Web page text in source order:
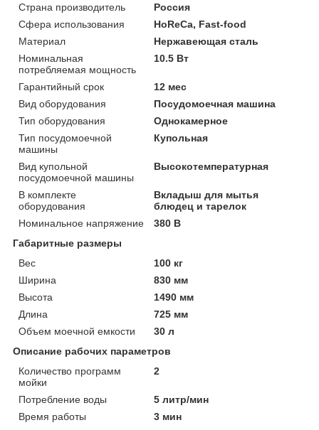
Страна производитель
Россия
Сфера использования
HoReCa, Fast-food
Материал
Нержавеющая сталь
Номинальная
потребляемая мощность
10.5 Вт
Гарантийный срок
12 мес
Вид оборудования
Посудомоечная машина
Тип оборудования
Однокамерное
Тип посудомоечной
машины
Купольная
Вид купольной
посудомоечной машины
Высокотемпературная
В комплекте
оборудования
Вкладыш для мытья
блюдец и тарелок
Номинальное напряжение
380 В
Габаритные размеры
Вес
100 кг
Ширина
830 мм
Высота
1490 мм
Длина
725 мм
Объем моечной емкости
30 л
Описание рабочих параметров
Количество программ
мойки
2
Потребление воды
5 литр/мин
Время работы
3 мин